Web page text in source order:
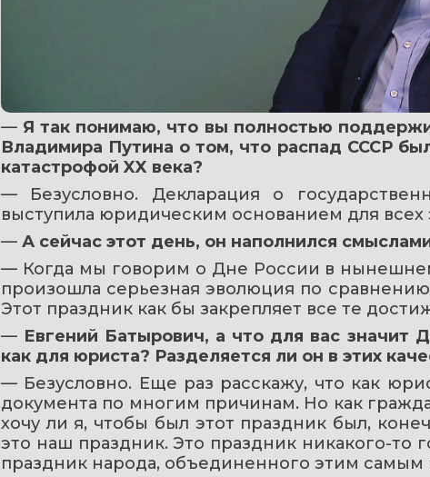
— Я так понимаю, что вы полностью
Владимира Путина о том, что распад СССР
катастрофой XX века?
— Безусловно. Декларация о
выступила юридическим основанием для всех
— А сейчас этот день, он наполнился
— Когда мы говорим о Дне России в нынешнем
произошла серьезная эволюция по
Этот праздник как бы закрепляет все те
— Евгений Батырович, а что для вас значит
как для юриста? Разделяется ли он в этих
— Безусловно. Еще раз расскажу, что как
документа по многим причинам. Но как
хочу ли я, чтобы был этот праздник был,
это наш праздник. Это праздник никакого-то
праздник народа, объединенного этим самым